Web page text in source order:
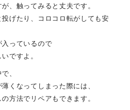
、触ってみると丈夫です。
げたり、コロコロ転がしても安
っているので
ですよ。
、
くなってしまった際には、
方法でリペアもできます。